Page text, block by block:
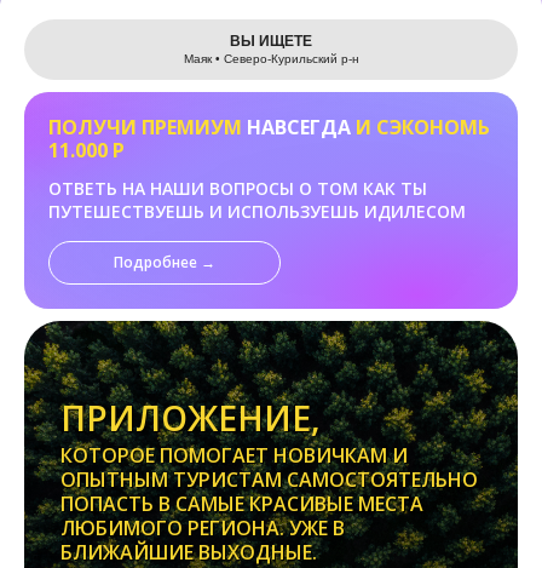
Leaflet
ВЫ ИЩЕТЕ
Маяк • Северо-Курильский р-н
ПОЛУЧИ ПРЕМИУМ НАВСЕГДА И СЭКОНОМЬ
11.000 Р
ОТВЕТЬ НА НАШИ ВОПРОСЫ О ТОМ КАК ТЫ
ПУТЕШЕСТВУЕШЬ И ИСПОЛЬЗУЕШЬ ИДИЛЕСОМ
Подробнее →
ПРИЛОЖЕНИЕ,
КОТОРОЕ ПОМОГАЕТ НОВИЧКАМ И
ОПЫТНЫМ ТУРИСТАМ САМОСТОЯТЕЛЬНО
ПОПАСТЬ В САМЫЕ КРАСИВЫЕ МЕСТА
ЛЮБИМОГО РЕГИОНА. УЖЕ В
БЛИЖАЙШИЕ ВЫХОДНЫЕ.